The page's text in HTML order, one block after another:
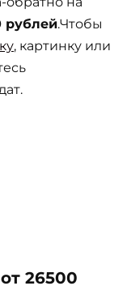
рублей.Чтобы
, картинку или
26500